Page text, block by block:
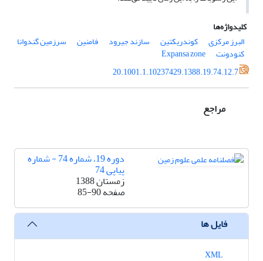
کلیدواژه‌ها
البرز مرکزی
کوندریکتین سازند جیرود فامنین سرزمین گندوانا
کنودونت
Expansa zone
20.1001.1.10237429.1388.19.74.12.7
مراجع
دوره 19، شماره 74 - شماره
پیاپی 74
زمستان 1388
صفحه85-90
فایل ها